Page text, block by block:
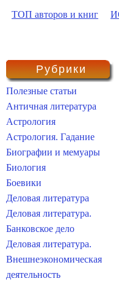
ТОП авторов и книг
Рубрики
Полезные статьи
Античная литература
Астрология
Астрология. Гадание
Биографии и мемуары
Биология
Боевики
Деловая литература
Деловая литература.
Банковское дело
Деловая литература.
Внешнеэкономическая
деятельность